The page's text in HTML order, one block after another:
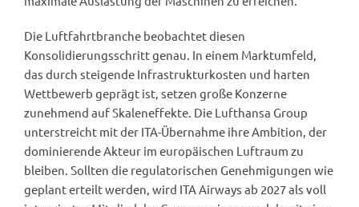
Die Luftfahrtbranche beobachtet diesen
Konsolidierungsschritt genau. In einem Marktumfeld,
das durch steigende Infrastrukturkosten und harten
Wettbewerb geprägt ist, setzen große Konzerne
zunehmend auf Skaleneffekte. Die Lufthansa Group
unterstreicht mit der ITA-Übernahme ihre Ambition, der
dominierende Akteur im europäischen Luftraum zu
bleiben. Sollten die regulatorischen Genehmigungen wie
geplant erteilt werden, wird ITA Airways ab 2027 als voll